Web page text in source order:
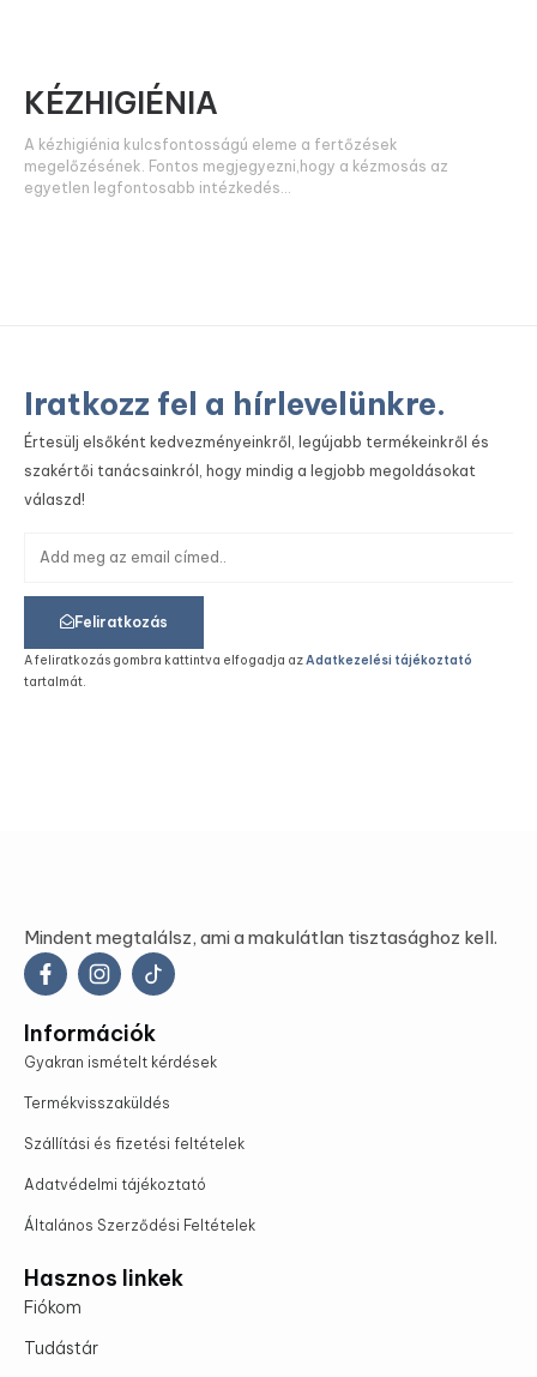
KÉZHIGIÉNIA
A kézhigiénia kulcsfontosságú eleme a fertőzések
megelőzésének. Fontos megjegyezni,hogy a kézmosás az
egyetlen legfontosabb intézkedés
Iratkozz fel a hírlevelünkre.
Értesülj elsőként kedvezményeinkről, legújabb termékeinkről és
szakértői tanácsainkról, hogy mindig a legjobb megoldásokat
válaszd!
Feliratkozás
A feliratkozás gombra kattintva elfogadja azAdatkezelési tájékoztató
tartalmát.
Mindent megtalálsz, ami a makulátlan tisztasághoz kell.
Információk
Gyakran ismételt kérdések
Termékvisszaküldés
Szállítási és fizetési feltételek
Adatvédelmi tájékoztató
Általános Szerződési Feltételek
Hasznos linkek
Fiókom
Tudástár